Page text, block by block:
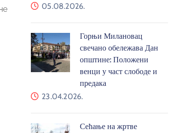
05.08.2026.
Горњи Милановац
свечано обележава Дан
општине: Положени
венци у част слободе и
предака
23.04.2026.
Сећање на жртве